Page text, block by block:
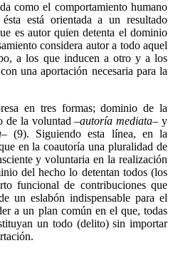
como el comportamiento humano
está orientada a un resultado
es autor quien detenta el dominio
considera autor a todo aquel
a los que inducen a otro y a los
una aportación necesaria para la
en tres formas; dominio de la
de la voluntad –autoría mediata– y
– (9). Siguiendo esta línea, en la
en la coautoría una pluralidad de
y voluntaria en la realización
del hecho lo detentan todos (los
funcional de contribuciones que
un eslabón indispensable para el
a un plan común en el que, todas
un todo (delito) sin importar